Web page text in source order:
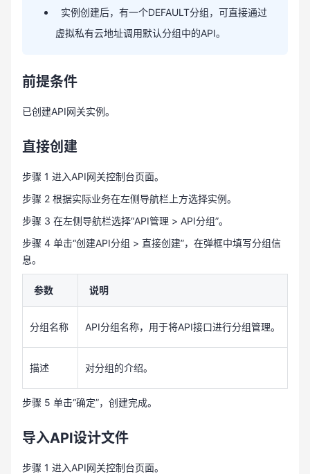
实例创建后，有一个DEFAULT分组，可直接通过
虚拟私有云地址调用默认分组中的API。
前提条件
已创建API网关实例。
直接创建
步骤 1 进入API网关控制台页面。
步骤 2 根据实际业务在左侧导航栏上方选择实例。
步骤 3 在左侧导航栏选择“API管理 > API分组”。
步骤 4 单击“创建API分组 > 直接创建”，在弹框中填写分组信
息。
参数 说明
分组名称 API分组名称，用于将API接口进行分组管理。
描述 对分组的介绍。
步骤 5 单击“确定”，创建完成。
导入API设计文件
步骤 1 进入API网关控制台页面。